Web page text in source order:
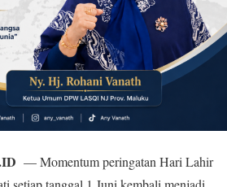
— Momentum peringatan Hari Lahir